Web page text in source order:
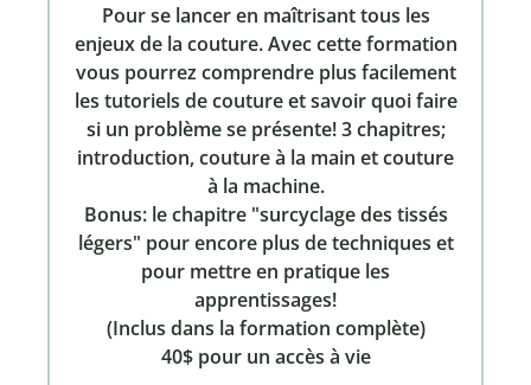
Pour se lancer en maîtrisant tous les
enjeux de la couture. Avec cette formation
vous pourrez comprendre plus facilement
les tutoriels de couture et savoir quoi faire
si un problème se présente! 3 chapitres;
introduction, couture à la main et couture
à la machine.
Bonus: le chapitre "surcyclage des tissés
légers" pour encore plus de techniques et
pour mettre en pratique les
apprentissages!
(Inclus dans la formation complète)
40$ pour un accès à vie